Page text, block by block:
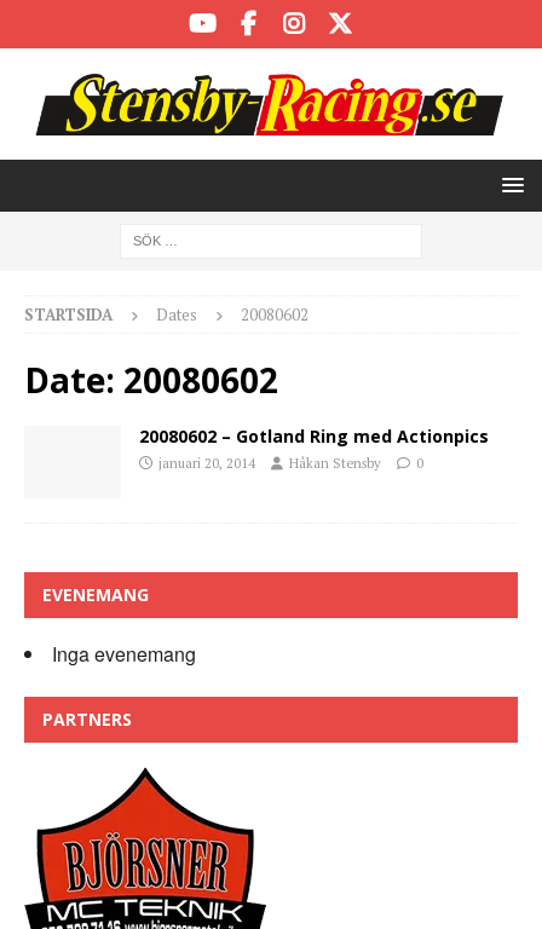
STARTSIDA Dates 20080602
Date: 20080602
20080602 – Gotland Ring med Actionpics
januari 20, 2014 Håkan Stensby 0
EVENEMANG
Inga evenemang
PARTNERS